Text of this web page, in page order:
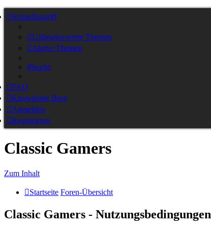
Schnellzugriff
Unbeantwortete Themen
Aktive Themen
Suche
FAQ
Knowledge Base
Anmelden
Registrieren
Classic Gamers
Zum Inhalt
Startseite Foren-Übersicht
Classic Gamers - Nutzungsbedingungen